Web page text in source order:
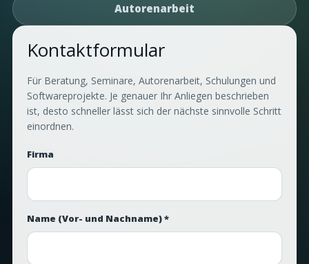
Autorenarbeit
Kontaktformular
Für Beratung, Seminare, Autorenarbeit, Schulungen und
Softwareprojekte. Je genauer Ihr Anliegen beschrieben
ist, desto schneller lässt sich der nächste sinnvolle Schritt
einordnen.
Firma
Name (Vor- und Nachname) *